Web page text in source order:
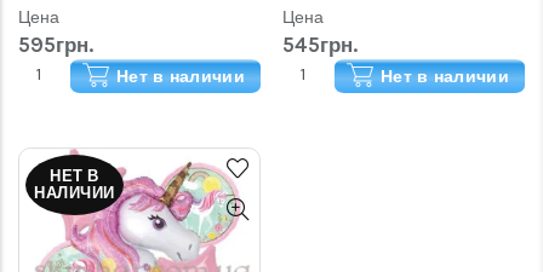
Цена
595грн.
Нет в наличии
Цена
545грн.
Нет в наличии
НЕТ В
НАЛИЧИИ